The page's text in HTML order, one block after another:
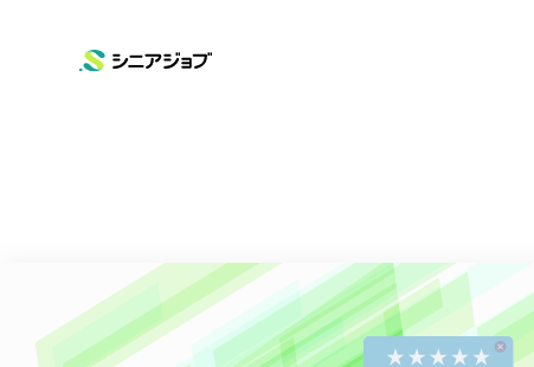
シニアジョブ
シニアタイムズ
会社概要
高齢化問題に向けて
お知らせ